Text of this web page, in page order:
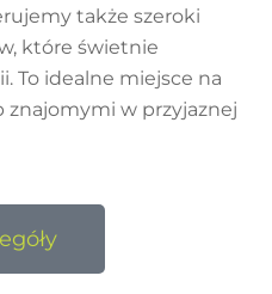
także szeroki
które świetnie
To idealne miejsce na
znajomymi w przyjaznej